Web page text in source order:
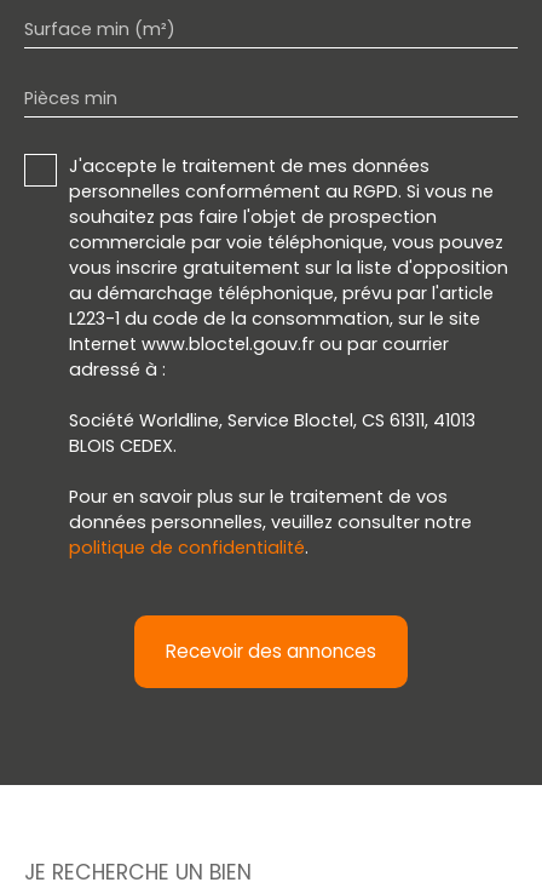
Surface min (m²)
Pièces min
J'accepte le traitement de mes données
personnelles conformément au RGPD. Si vous ne
souhaitez pas faire l'objet de prospection
commerciale par voie téléphonique, vous pouvez
vous inscrire gratuitement sur la liste d'opposition
au démarchage téléphonique, prévu par l'article
L223-1 du code de la consommation, sur le site
Internet www.bloctel.gouv.fr ou par courrier
adressé à :
Société Worldline, Service Bloctel, CS 61311, 41013
BLOIS CEDEX.
Pour en savoir plus sur le traitement de vos
données personnelles, veuillez consulter notre
politique de confidentialité.
Recevoir des annonces
JE RECHERCHE UN BIEN